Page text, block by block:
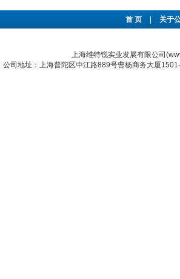
首 页 关于
上海维特锐实业发展有限公司
公司地址：上海普陀区中江路889号曹杨商务大厦